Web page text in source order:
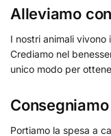
Alleviamo
I nostri animali vivono
Crediamo nel
unico modo per
Portiamo la spesa a